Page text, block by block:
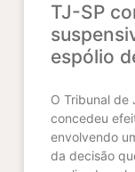
TJ-SP
espólio
O Tribunal de
concedeu
envolvendo
da decisão